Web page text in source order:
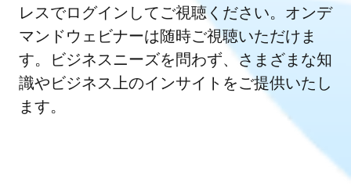
レスでログインしてご視聴ください。オンデ
マンドウェビナーは随時ご視聴いただけま
す。ビジネスニーズを問わず、さまざまな知
識やビジネス上のインサイトをご提供いたし
ます。